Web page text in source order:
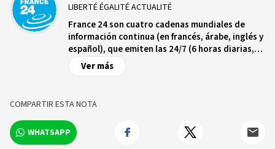
LIBERTÉ ÉGALITÉ ACTUALITÉ
France 24 son cuatro cadenas mundiales de
información continua (en francés, árabe, inglés y
español), que emiten las 24/7 (6 horas diarias,
para la cadena en español) en 355 millones de
hogares en los 5 continentes.
Ver más
COMPARTIR ESTA NOTA
WHATSAPP